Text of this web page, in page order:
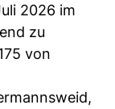
2026 im
zu
von